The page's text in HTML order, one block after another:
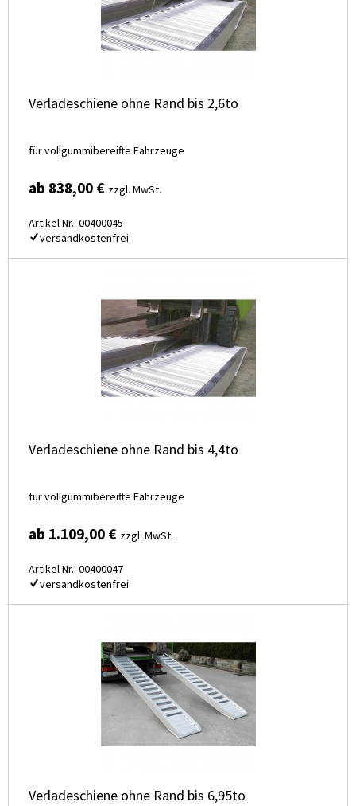
Verladeschiene ohne Rand bis 2,6to
für vollgummibereifte Fahrzeuge
ab 838,00 € zzgl. MwSt.
Artikel Nr.: 00400045
versandkostenfrei
Verladeschiene ohne Rand bis 4,4to
für vollgummibereifte Fahrzeuge
ab 1.109,00 € zzgl. MwSt.
Artikel Nr.: 00400047
versandkostenfrei
Verladeschiene ohne Rand bis 6,95to